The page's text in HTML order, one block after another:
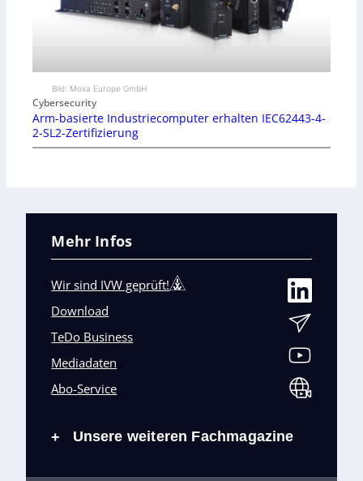
Bild: Moxa Europe GmbH
Cybersecurity
Arm-basierte Industriecomputer erhalten IEC62443-4-
2-SL2-Zertifizierung
Mehr Infos
Wir sind IVW geprüft!
Download
TeDo Business
Mediadaten
Abo-Service
+ Unsere weiteren Fachmagazine